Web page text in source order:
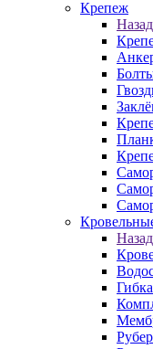
Крепеж
Назад
Назад